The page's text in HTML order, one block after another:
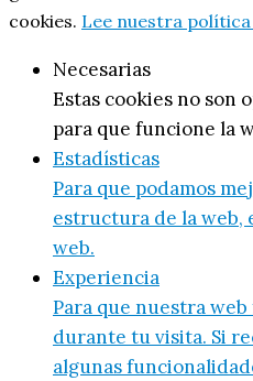
cookies. Lee nuestra política
Necesarias
Estas cookies no son
para que funcione la
Estadísticas
Para que podamos
estructura de la web,
web.
Experiencia
Para que nuestra
durante tu visita. Si
algunas